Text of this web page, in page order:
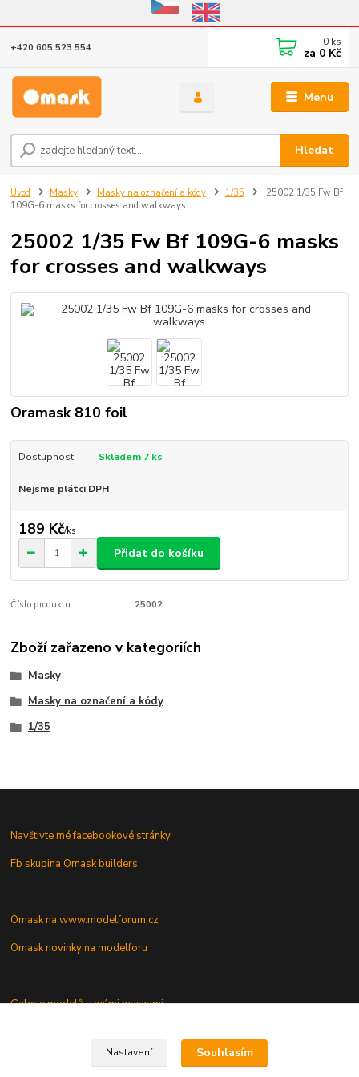
Eshop v provozu do 31.10.2026
Menu
Hledat
+420 605 523 554 0 ks
za 0 Kč
Úvod Masky Masky na označení a kódy 1/35
25002 1/35 Fw Bf
109G-6 masks for crosses and walkways
25002 1/35 Fw Bf 109G-6 masks
for crosses and walkways
Oramask 810 foil
Dostupnost Skladem 7 ks
Nejsme plátci DPH
189 Kč/ks
Přidat do košíku
Číslo produktu: 25002
Zboží zařazeno v kategoriích
Masky
Masky na označení a kódy
1/35
Navštivte mé facebookové stránky
Fb skupina Omask builders
Omask na www.modelforum.cz
Omask novinky na modelforu
Galerie modelů s mými maskami
Nastavení Souhlasím